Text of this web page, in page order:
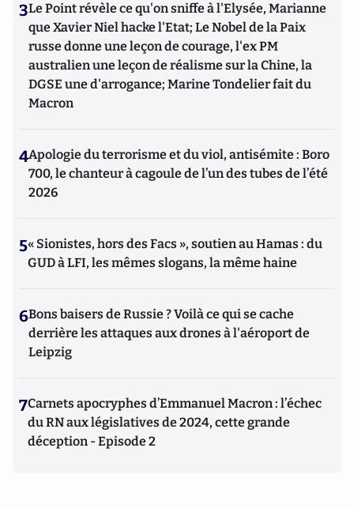
3Le Point révèle ce qu'on sniffe à l'Elysée, Marianne
que Xavier Niel hacke l'Etat; Le Nobel de la Paix
russe donne une leçon de courage, l'ex PM
australien une leçon de réalisme sur la Chine, la
DGSE une d'arrogance; Marine Tondelier fait du
Macron
4Apologie du terrorisme et du viol, antisémite : Boro
700, le chanteur à cagoule de l’un des tubes de l’été
2026
5« Sionistes, hors des Facs », soutien au Hamas : du
GUD à LFI, les mêmes slogans, la même haine
6Bons baisers de Russie ? Voilà ce qui se cache
derrière les attaques aux drones à l'aéroport de
Leipzig
7Carnets apocryphes d’Emmanuel Macron : l’échec
du RN aux législatives de 2024, cette grande
déception - Episode 2